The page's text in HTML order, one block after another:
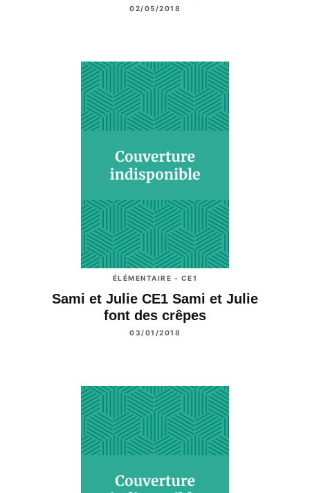
02/05/2018
ÉLÉMENTAIRE - CE1
Sami et Julie CE1 Sami et Julie
font des crêpes
03/01/2018